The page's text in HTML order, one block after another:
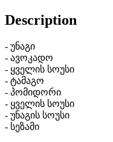
Description
- უნაგი
- ავოკადო
- ყველის სოუსი
- ტამაგო
- პომიდორი
- ყველის სოუსი
- უნაგის სოუსი
- სეზამი